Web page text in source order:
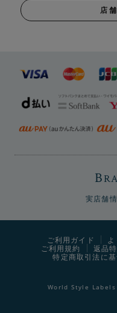
店
B
実店舗
ご利用ガイド
ご利用規約
返品
特定商取引法に
World Style